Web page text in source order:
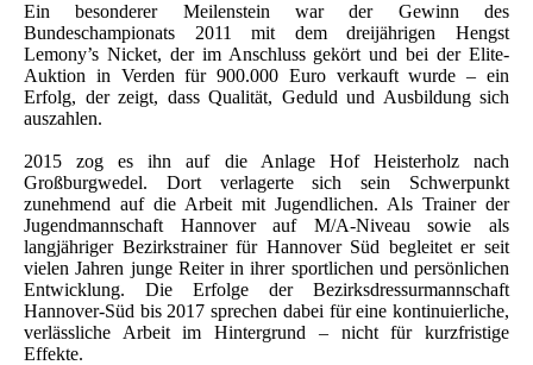
Ein besonderer Meilenstein war der Gewinn des
Bundeschampionats 2011 mit dem dreijährigen Hengst
Lemony’s Nicket, der im Anschluss gekört und bei der Elite-
Auktion in Verden für 900.000 Euro verkauft wurde – ein
Erfolg, der zeigt, dass Qualität, Geduld und Ausbildung sich
auszahlen.
2015 zog es ihn auf die Anlage Hof Heisterholz nach
Großburgwedel. Dort verlagerte sich sein Schwerpunkt
zunehmend auf die Arbeit mit Jugendlichen. Als Trainer der
Jugendmannschaft Hannover auf M/A-Niveau sowie als
langjähriger Bezirkstrainer für Hannover Süd begleitet er seit
vielen Jahren junge Reiter in ihrer sportlichen und persönlichen
Entwicklung. Die Erfolge der Bezirksdressurmannschaft
Hannover-Süd bis 2017 sprechen dabei für eine kontinuierliche,
verlässliche Arbeit im Hintergrund – nicht für kurzfristige
Effekte.